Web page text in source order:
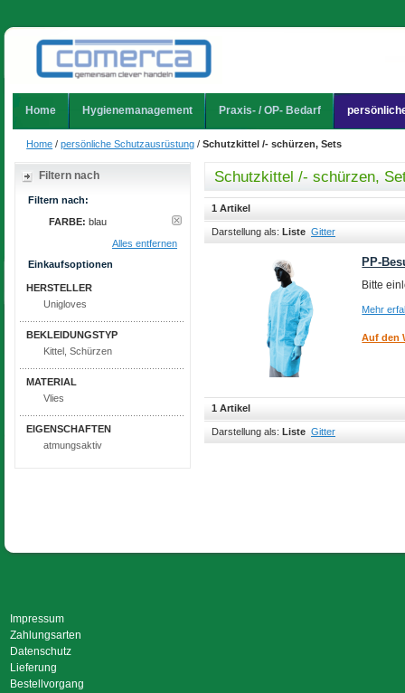
Home Hygienemanagement Praxis- / OP- Bedarf
Home /persönliche Schutzausrüstung /Schutzkittel /- schürzen, Sets
Schutzkittel /- schürzen,
1 Artikel
Darstellung als: Liste Gitter
PP-
Bitte
Mehr
Auf den
1 Artikel
Darstellung als: Liste Gitter
Filtern nach
Filtern nach:
FARBE: blau
Alles entfernen
Einkaufsoptionen
HERSTELLER
Unigloves
BEKLEIDUNGSTYP
Kittel, Schürzen
MATERIAL
Vlies
EIGENSCHAFTEN
atmungsaktiv
Impressum
Zahlungsarten
Datenschutz
Lieferung
Bestellvorgang